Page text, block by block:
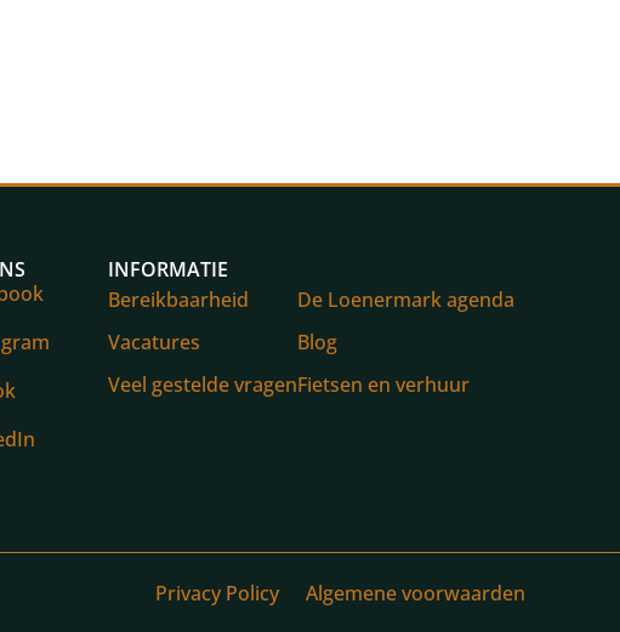
INFORMATIE
Bereikbaarheid
Vacatures
Veel gestelde vragen
De Loenermark agenda
Blog
Fietsen en verhuur
Privacy Policy Algemene voorwaarden